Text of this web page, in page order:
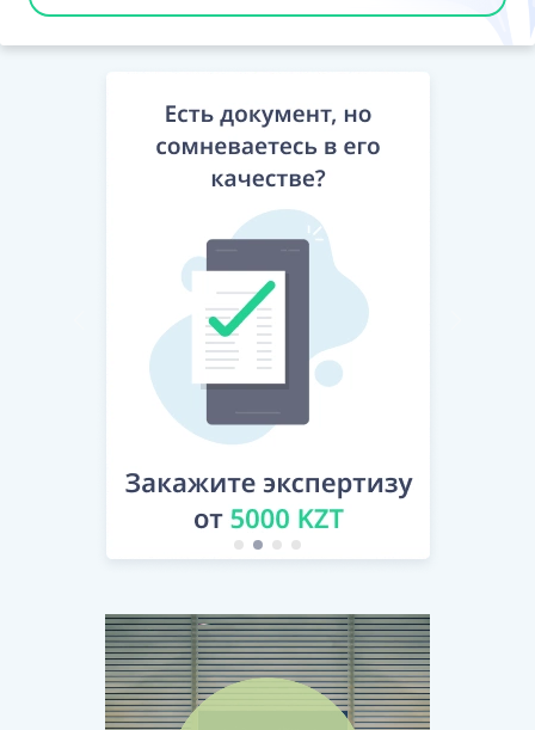
[Скрытый текст. Полная версия доступна после
скачивания]
11. АДРЕСА, РЕКВИЗИТЫ И ПОДПИСИ СТОРОН
…………………………
[Скрытый текст. Полная версия доступна после
скачивания]
к Авторскому договору заказа
[_____